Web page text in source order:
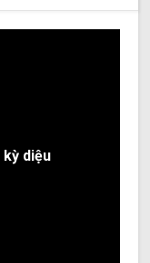
kỳ diệu